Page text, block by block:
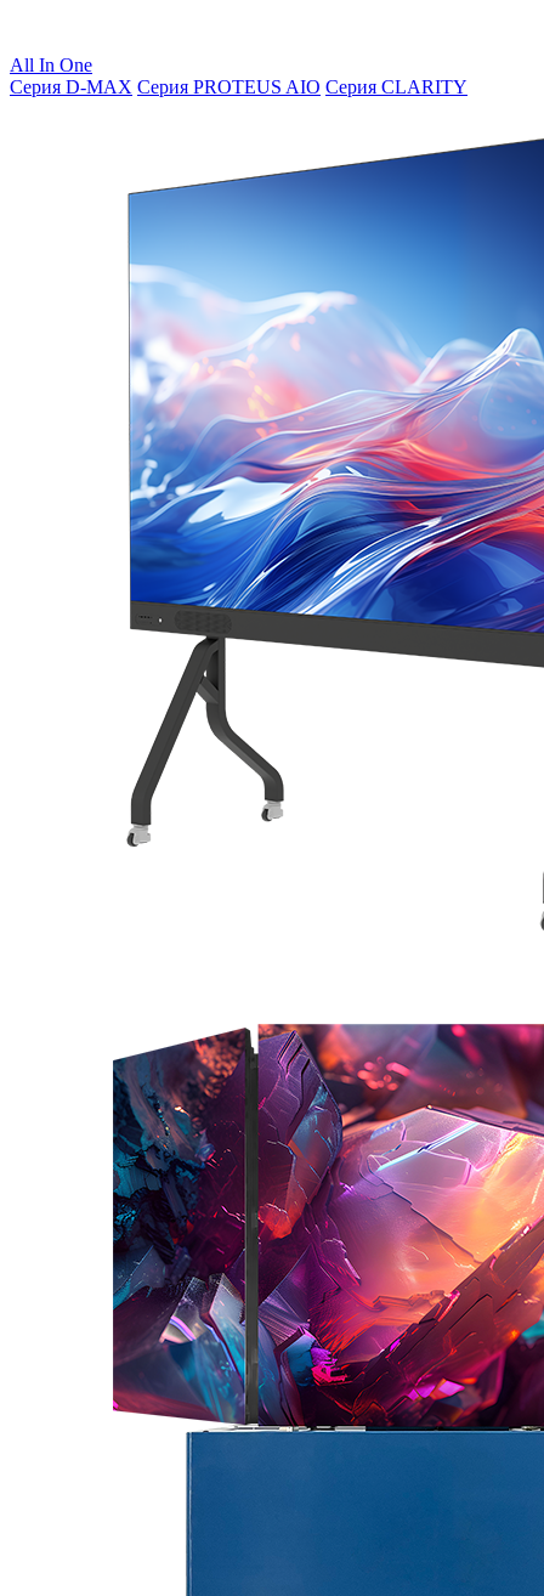
All In One
Серия D-MAX Серия PROTEUS AIO Серия CLARITY